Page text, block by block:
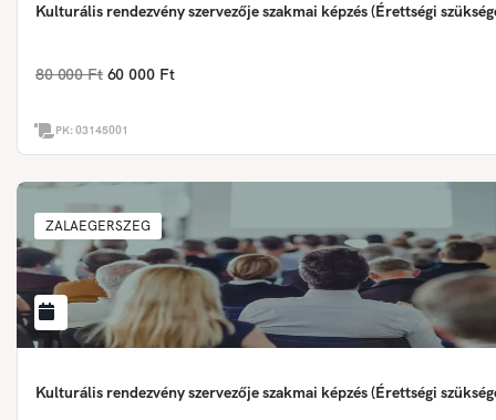
Kulturális rendezvény szervezője szakmai képzés (Érettségi
80 000 Ft 60 000 Ft
PK:03145001
ZALAEGERSZEG
Kulturális rendezvény szervezője szakmai képzés (Érettségi